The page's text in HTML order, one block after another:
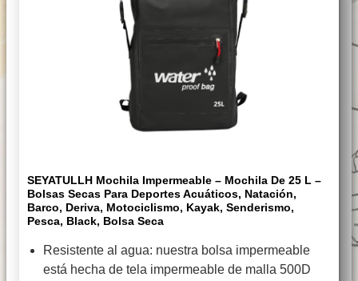
SEYATULLH Mochila Impermeable – Mochila De 25 L –
Bolsas Secas Para Deportes Acuáticos, Natación,
Barco, Deriva, Motociclismo, Kayak, Senderismo,
Pesca, Black, Bolsa Seca
Resistente al agua: nuestra bolsa impermeable
está hecha de tela impermeable de malla 500D